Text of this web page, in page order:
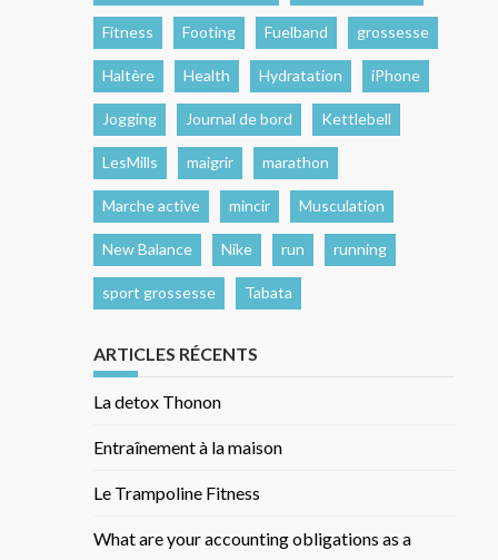
Fitness Footing Fuelband grossesse
Haltère Health Hydratation iPhone
Jogging Journal de bord Kettlebell
LesMills maigrir marathon
Marche active mincir Musculation
New Balance Nike run running
sport grossesse Tabata
ARTICLES RÉCENTS
La detox Thonon
Entraînement à la maison
Le Trampoline Fitness
What are your accounting obligations as a